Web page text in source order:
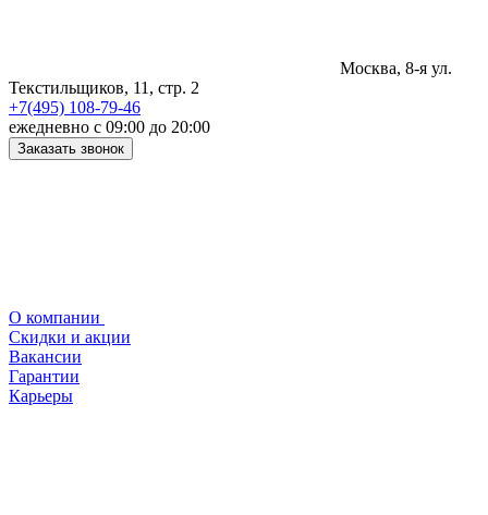
Москва, 8-я ул.
Текстильщиков, 11, стр. 2
+7(495) 108-79-46
ежедневно с 09:00 до 20:00
Заказать звонок
О компании
Скидки и акции
Вакансии
Гарантии
Карьеры